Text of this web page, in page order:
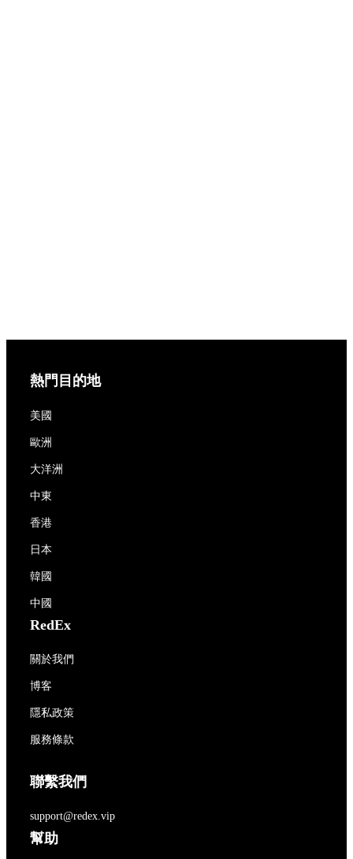
熱門目的地
美國
歐洲
大洋洲
中東
香港
日本
韓國
中國
RedEx
關於我們
博客
隱私政策
服務條款
聯繫我們
support@redex.vip
幫助